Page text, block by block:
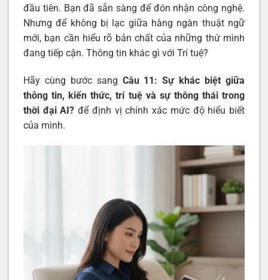
đầu tiên. Bạn đã sẵn sàng để đón nhận công nghệ.
Nhưng để không bị lạc giữa hàng ngàn thuật ngữ
mới, bạn cần hiểu rõ bản chất của những thứ mình
đang tiếp cận. Thông tin khác gì với Trí tuệ?
Hãy cùng bước sang Câu 11: Sự khác biệt giữa
thông tin, kiến thức, trí tuệ và sự thông thái trong
thời đại AI? để định vị chính xác mức độ hiểu biết
của mình.